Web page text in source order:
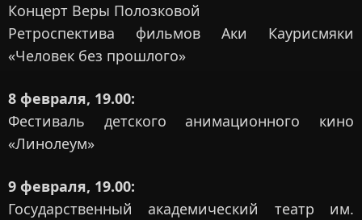
Концерт Веры Полозковой
Ретроспектива фильмов Аки Каурисмяки
«Человек без прошлого»
8 февраля, 19.00:
Фестиваль детского анимационного кино
«Линолеум»
9 февраля, 19.00:
Государственный академический театр им.